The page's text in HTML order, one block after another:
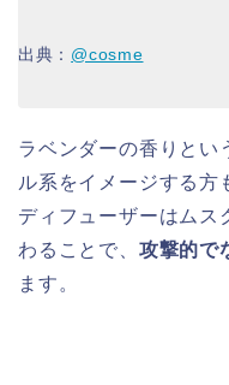
出典： @cosme
ラベンダーの香りとい
ル系をイメージする方
ディフューザーはムス
わることで、 攻撃的で
ます。